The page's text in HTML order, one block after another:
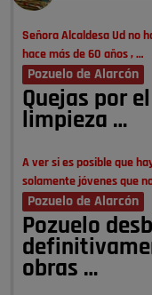
Señora Alcaldesa Ud no
hace más de 60 años , …
Pozuelo de Alarcón
Quejas por
limpieza …
A ver si es posible que
solamente jóvenes que
Pozuelo de Alarcón
Pozuelo
obras …